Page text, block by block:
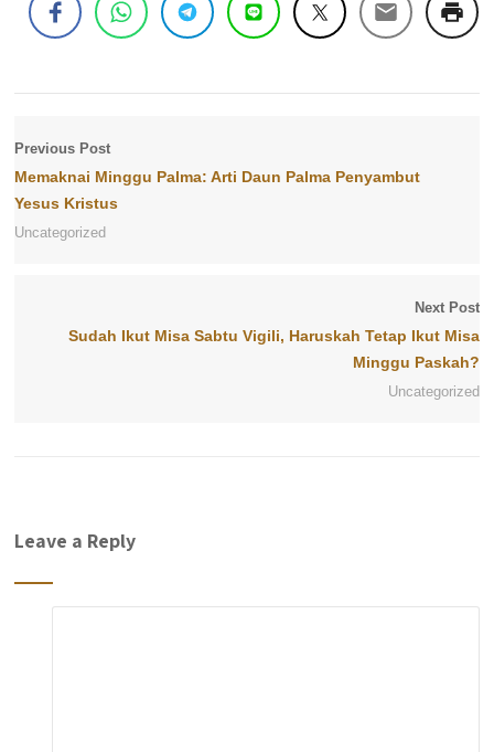
Previous Post
Memaknai Minggu Palma: Arti Daun Palma Penyambut
Yesus Kristus
Uncategorized
Next Post
Sudah Ikut Misa Sabtu Vigili, Haruskah Tetap Ikut Misa
Minggu Paskah?
Uncategorized
Leave a Reply